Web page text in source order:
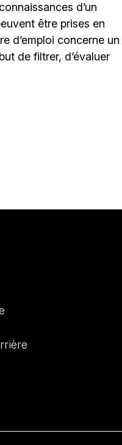
d’un
être prises en
d’emploi concerne un
de filtrer, d’évaluer